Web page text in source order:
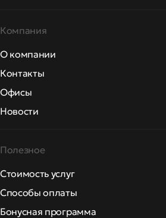
Компания
О компании
Контакты
Офисы
Новости
Полезное
Стоимость услуг
Способы оплаты
Бонусная программа